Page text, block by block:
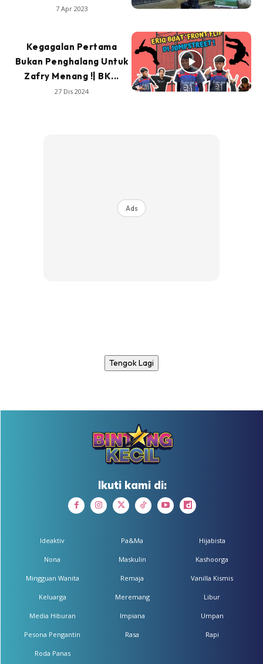
7 Apr 2023
Kegagalan Pertama
Bukan Penghalang Untuk
Zafry Menang !| BK...
27 Dis 2024
Ads
Tengok Lagi
Ikuti kami di:
Ideaktiv
Nona
Mingguan Wanita
Keluarga
Media Hiburan
Pesona Pengantin
Roda Panas
Pa&Ma
Maskulin
Remaja
Meremang
Impiana
Rasa
Hijabista
Kashoorga
Vanilla Kismis
Libur
Umpan
Rapi